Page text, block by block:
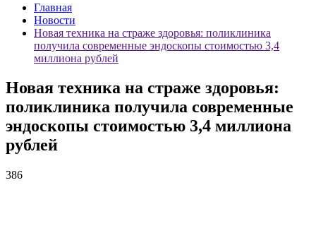
Главная
Новости
Новая техника на страже здоровья: поликлиника
получила современные эндоскопы стоимостью 3,4
миллиона рублей
Новая техника на страже здоровья:
поликлиника получила современные
эндоскопы стоимостью 3,4 миллиона
рублей
386